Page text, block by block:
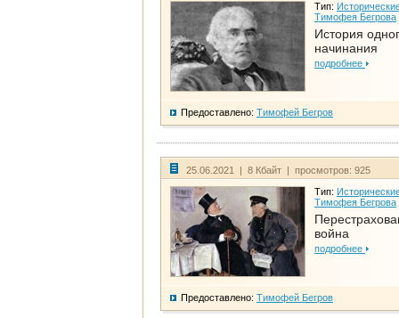
Тип:
Тимофея Бегрова
История
начинания
подробнее
Предоставлено: Тимофей Бегров
25.06.2021 | 8 Кбайт | просмотров: 925
Тип:
Тимофея Бегрова
война
подробнее
Предоставлено: Тимофей Бегров